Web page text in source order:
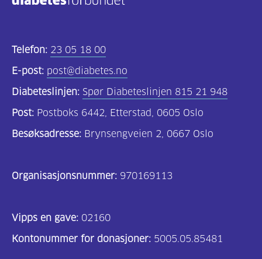
Telefon: 23 05 18 00
E-post: post@diabetes.no
Diabeteslinjen: Spør Diabeteslinjen 815 21 948
Post: Postboks 6442, Etterstad, 0605 Oslo
Besøksadresse: Brynsengveien 2, 0667 Oslo
Organisasjonsnummer: 970169113
Vipps en gave: 02160
Kontonummer for donasjoner: 5005.05.85481